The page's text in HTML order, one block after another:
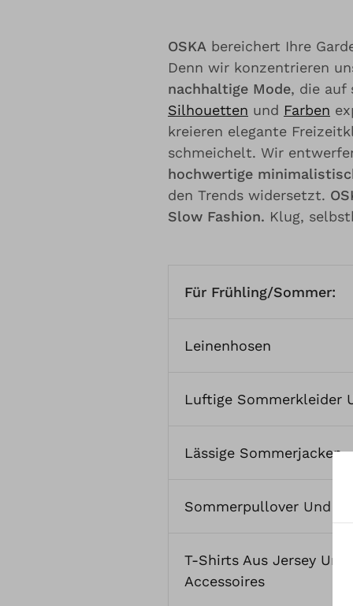
OSKA bereichert Ihre
Denn wir konzentrieren
nachhaltige Mode, die auf
Silhouetten und Farben
kreieren elegante
schmeichelt. Wir
hochwertige
den Trends widersetzt.
Slow Fashion. Klug,
Für Frühling/Sommer:
Leinenhosen
Luftige Sommerkleider
Lässige Sommerjacken
Sommerpullover Und
T-Shirts Aus Jersey Und
Accessoires